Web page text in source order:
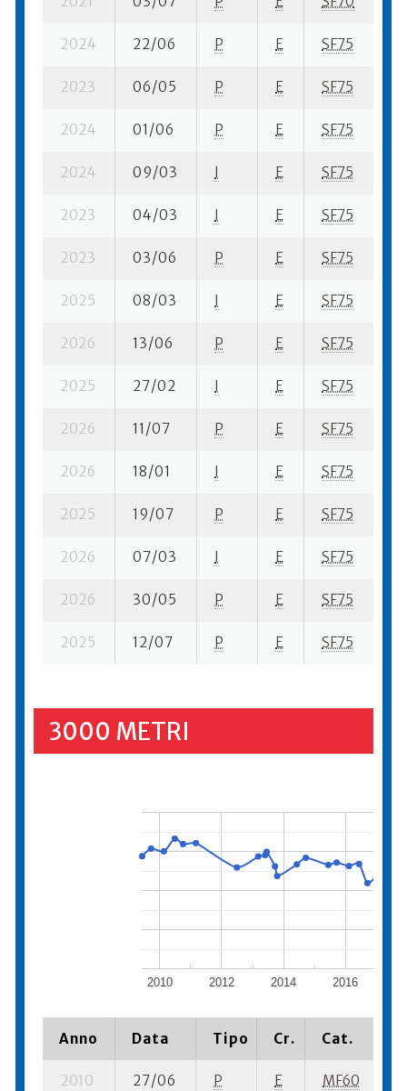
2024 22/06 P E SF75
2023 06/05 P E SF75
2024 01/06 P E SF75
2024 09/03 I E SF75
2023 04/03 I E SF75
2023 03/06 P E SF75
2025 08/03 I E SF75
2026 13/06 P E SF75
2025 27/02 I E SF75
2026 11/07 P E SF75
2026 18/01 I E SF75
2025 19/07 P E SF75
2026 07/03 I E SF75
2026 30/05 P E SF75
2025 12/07 P E SF75
3000 METRI
2010 2012 2014 2016
Anno Data Tipo Cr. Cat.
2010 27/06 P E MF60